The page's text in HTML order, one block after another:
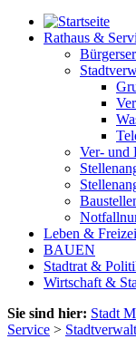
Rathaus &
Ver- und
Leben &
BAUEN
Stadtrat &
Wirtschaft &
Sie sind hier: Stadt
Service >